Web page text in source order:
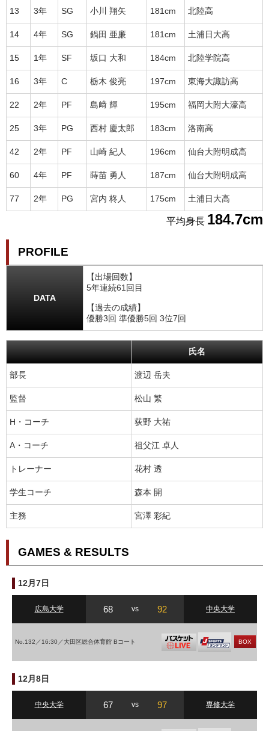
13 3年 SG 小川 翔矢 181cm 北陸高
14 4年 SG 鍋田 亜廉 181cm 土浦日大高
15 1年 SF 坂口 大和 184cm 北陸学院高
16 3年 C 栃木 俊亮 197cm 東海大諏訪高
22 2年 PF 島﨑 輝 195cm 福岡大附大濠高
25 3年 PG 西村 慶太郎 183cm 洛南高
42 2年 PF 山崎 紀人 196cm 仙台大附明成高
60 4年 PF 蒔苗 勇人 187cm 仙台大附明成高
77 2年 PG 宮内 柊人 175cm 土浦日大高
平均身長 184.7cm
PROFILE
DATA
【出場回数】
5年連続61回目
【過去の成績】
優勝3回 準優勝5回 3位7回
氏名
部長 渡辺 岳夫
監督 松山 繁
H・コーチ 荻野 大祐
A・コーチ 祖父江 卓人
トレーナー 花村 透
学生コーチ 森本 開
主務 宮澤 彩紀
GAMES & RESULTS
12月7日
広島大学 68 vs 92 中央大学
No.132／16:30／大田区総合体育館 Bコート BOX
12月8日
中央大学 67 vs 97 専修大学